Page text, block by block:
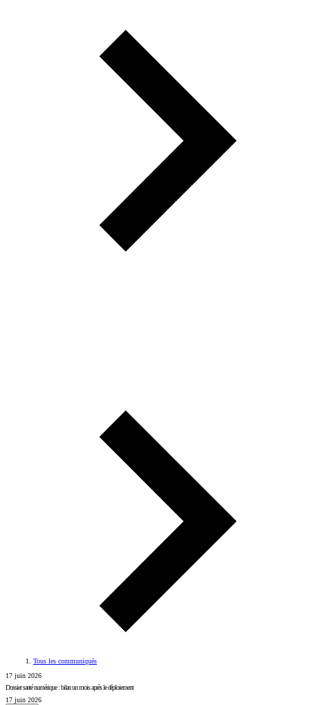
Tous les communiqués
17 juin 2026
Dossier santé numérique : bilan un mois après le déploiement
17 juin 2026